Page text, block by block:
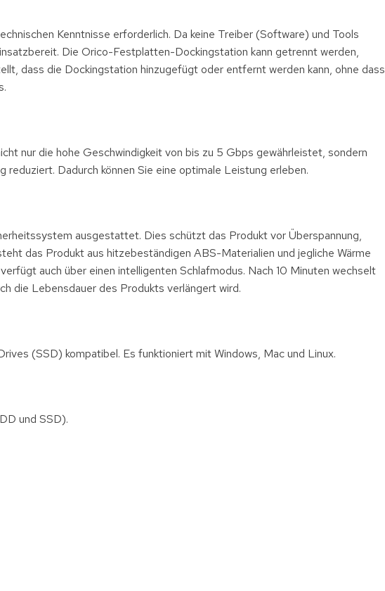
Kenntnisse erforderlich. Da keine Treiber (Software) und Tools
Die Orico-Festplatten-Dockingstation kann getrennt werden,
dass die Dockingstation hinzugefügt oder entfernt werden kann, ohne dass
nur die hohe Geschwindigkeit von bis zu 5 Gbps gewährleistet, sondern
Dadurch können Sie eine optimale Leistung erleben.
ausgestattet. Dies schützt das Produkt vor Überspannung,
das Produkt aus hitzebeständigen ABS-Materialien und jegliche Wärme
auch über einen intelligenten Schlafmodus. Nach 10 Minuten wechselt
die Lebensdauer des Produkts verlängert wird.
(SSD) kompatibel. Es funktioniert mit Windows, Mac und Linux.
und SSD).